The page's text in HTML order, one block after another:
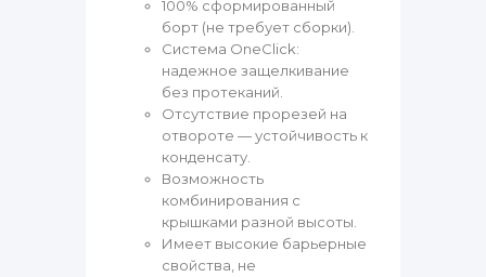
100% сформированный
борт (не требует сборки).
Система OneClick:
надежное защелкивание
без протеканий.
Отсутствие прорезей на
отвороте — устойчивость к
конденсату.
Возможность
комбинирования с
крышками разной высоты.
Имеет высокие барьерные
свойства, не